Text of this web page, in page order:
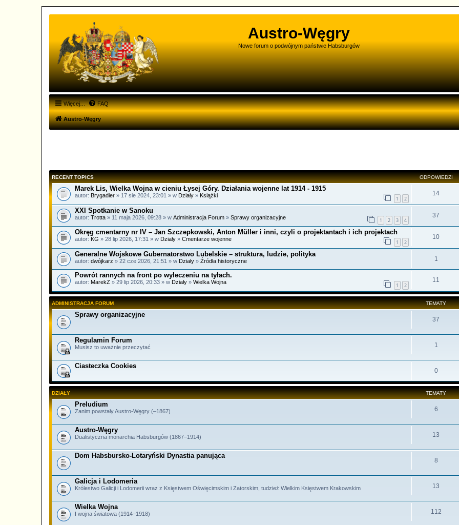
Austro-Węgry
Nowe forum o podwójnym państwie Habsburgów
Więcej… FAQ
Austro-Węgry
RECENT TOPICS ODPOWIEDZI
Marek Lis, Wielka Wojna w cieniu Łysej Góry. Działania wojenne lat 1914 - 1915
1 2
autor: Brygadier » 17 sie 2024, 23:01 » w Działy » Książki 14
XXI Spotkanie w Sanoku
1 2 3 4
autor: Trotta » 11 maja 2026, 09:28 » w Administracja Forum » Sprawy organizacyjne 37
Okręg cmentarny nr IV – Jan Szczepkowski, Anton Müller i inni, czyli o projektantach i ich projektach
1 2
autor: KG » 28 lip 2026, 17:31 » w Działy » Cmentarze wojenne 10
Generalne Wojskowe Gubernatorstwo Lubelskie – struktura, ludzie, polityka
autor: dwójkarz » 22 cze 2026, 21:51 » w Działy » Źródła historyczne 1
Powrót rannych na front po wyleczeniu na tyłach.
1 2
autor: MarekZ » 29 lip 2026, 20:33 » w Działy » Wielka Wojna 11
ADMINISTRACJA FORUM TEMATY
Sprawy organizacyjne
37
Regulamin Forum
Musisz to uważnie przeczytać 1
Ciasteczka Cookies
0
DZIAŁY TEMATY
Preludium
Zanim powstały Austro-Węgry (–1867) 6
Austro-Węgry
Dualistyczna monarchia Habsburgów (1867–1914) 13
Dom Habsbursko-Lotaryński Dynastia panująca
8
Galicja i Lodomeria
Królestwo Galicji i Lodomerii wraz z Księstwem Oświęcimskim i Zatorskim, tudzież Wielkim Księstwem Krakowskim 13
Wielka Wojna
I wojna światowa (1914–1918) 112